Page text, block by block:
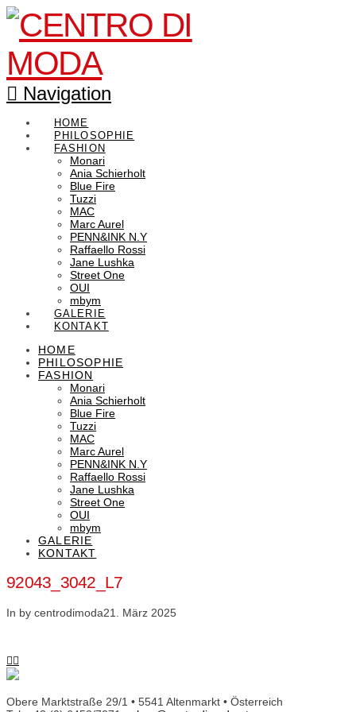
Navigation
HOME
PHILOSOPHIE
FASHION
Monari
Ania Schierholt
Blue Fire
Tuzzi
MAC
Marc Aurel
PENN&INK N.Y
Raffaello Rossi
Jane Lushka
Street One
OUI
mbym
GALERIE
KONTAKT
HOME
PHILOSOPHIE
FASHION
Monari
Ania Schierholt
Blue Fire
Tuzzi
MAC
Marc Aurel
PENN&INK N.Y
Raffaello Rossi
Jane Lushka
Street One
OUI
mbym
GALERIE
KONTAKT
92043_3042_L7
In by centrodimoda21. März 2025
Obere Marktstraße 29/1 • 5541 Altenmarkt • Österreich